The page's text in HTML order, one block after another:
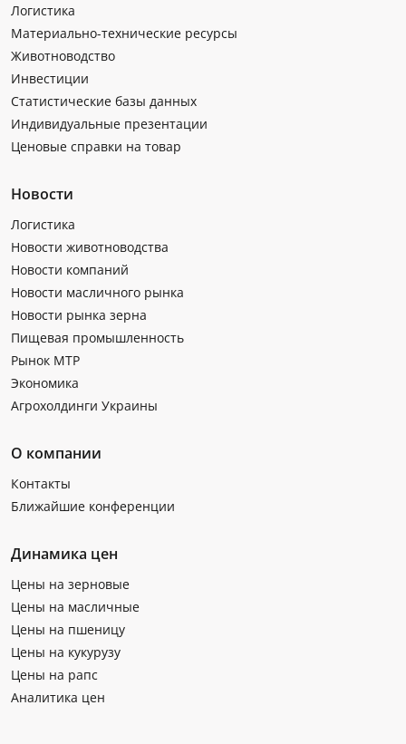
Логистика
Материально-технические ресурсы
Животноводство
Инвестиции
Статистические базы данных
Индивидуальные презентации
Ценовые справки на товар
Новости
Логистика
Новости животноводства
Новости компаний
Новости масличного рынка
Новости рынка зерна
Пищевая промышленность
Рынок МТР
Экономика
Агрохолдинги Украины
О компании
Контакты
Ближайшие конференции
Динамика цен
Цены на зерновые
Цены на масличные
Цены на пшеницу
Цены на кукурузу
Цены на рапс
Аналитика цен